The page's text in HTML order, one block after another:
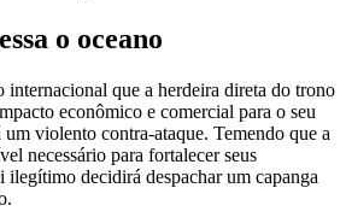
o oceano
internacional que a herdeira direta do trono
econômico e comercial para o seu
um violento contra-ataque. Temendo que a
necessário para fortalecer seus
decidirá despachar um capanga